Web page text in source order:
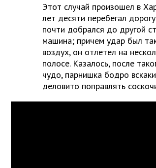
Этот случай произошел в
лет десяти перебегал
почти добрался до другой
машина; причем удар был
воздух, он отлетел на
полосе. Казалось, после
чудо, парнишка бодро
деловито поправлять